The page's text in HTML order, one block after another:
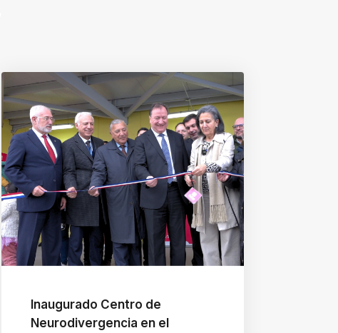
Inaugurado Centro de
Neurodivergencia en el